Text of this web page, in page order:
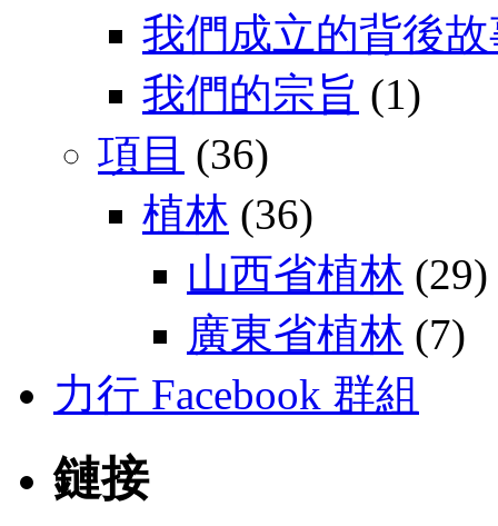
我們成立的背後
我們的宗旨 (1)
項目 (36)
植林 (36)
山西省植林 (29)
廣東省植林 (7)
力行 Facebook 群組
鏈接